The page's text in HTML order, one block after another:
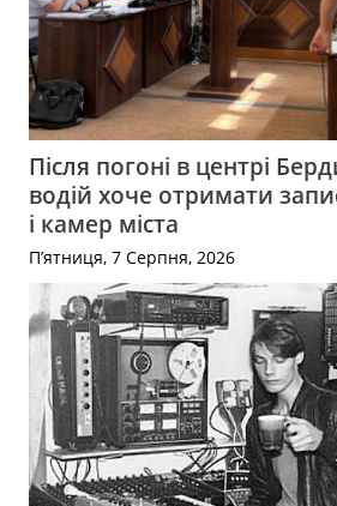
Після погоні в центрі
водій хоче отримати
і камер міста
П’ятниця, 7 Серпня, 2026